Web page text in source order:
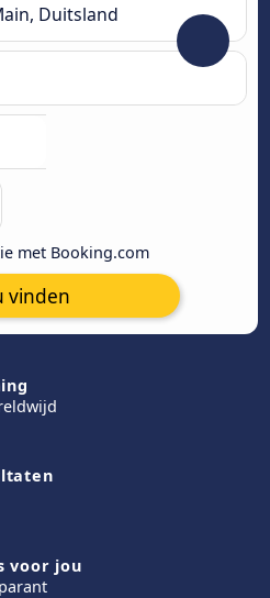
met Booking.com
vinden
voor jou